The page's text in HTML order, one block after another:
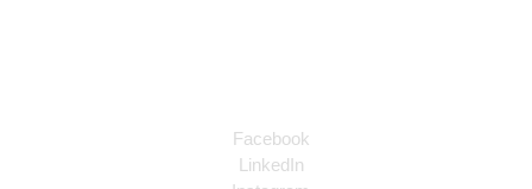
Facebook
LinkedIn